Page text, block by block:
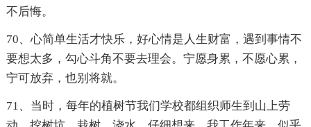
不后悔。
70、心简单生活才快乐，好心情是人生财富，遇到事情不
要想太多，勾心斗角不要去理会。宁愿身累，不愿心累，
宁可放弃，也别将就。
71、当时，每年的植树节我们学校都组织师生到山上劳